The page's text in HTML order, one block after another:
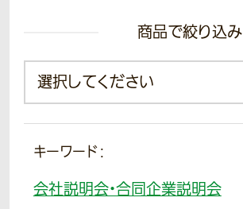
商品で絞り込み
キーワード：
会社説明会・合同企業説明会